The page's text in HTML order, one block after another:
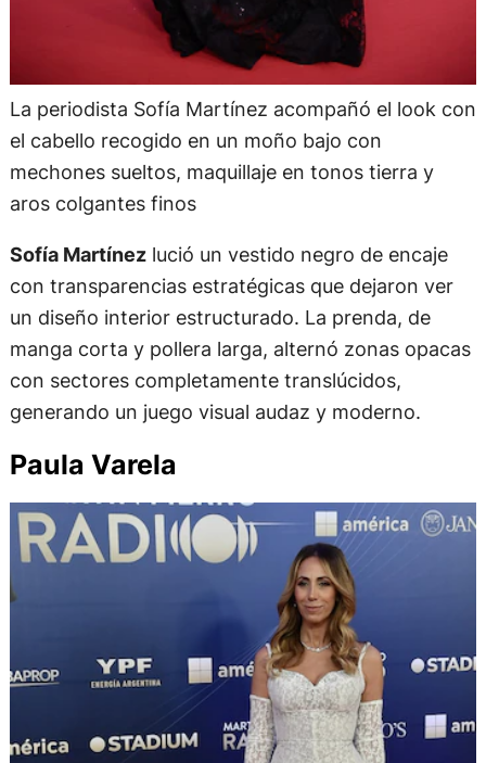
La periodista Sofía Martínez acompañó el look con
el cabello recogido en un moño bajo con
mechones sueltos, maquillaje en tonos tierra y
aros colgantes finos
Sofía Martínezlució un vestido negro de encaje
con transparencias estratégicas que dejaron ver
un diseño interior estructurado. La prenda, de
manga corta y pollera larga, alternó zonas opacas
con sectores completamente translúcidos,
generando un juego visual audaz y moderno.
Paula Varela